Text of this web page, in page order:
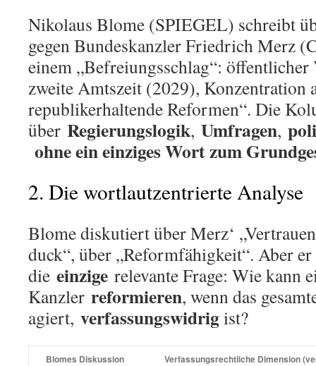
Nikolaus Blome (SPIEGEL) schreibt
gegen Bundeskanzler Friedrich Merz
einem „Befreiungsschlag“: öffentlicher
zweite Amtszeit (2029), Konzentration
republikerhaltende Reformen“. Die
über Regierungslogik, Umfragen,
ohne ein einziges Wort zum
2. Die wortlautzentrierte Analyse
Blome diskutiert über Merz‘
duck“, über „Reformfähigkeit“. Aber
die einzige relevante Frage: Wie kann
Kanzler reformieren, wenn das
agiert, verfassungswidrigist?
Blomes Diskussion Verfassungsrechtliche Dimension